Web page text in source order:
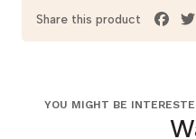
Share this product
YOU MIGHT BE